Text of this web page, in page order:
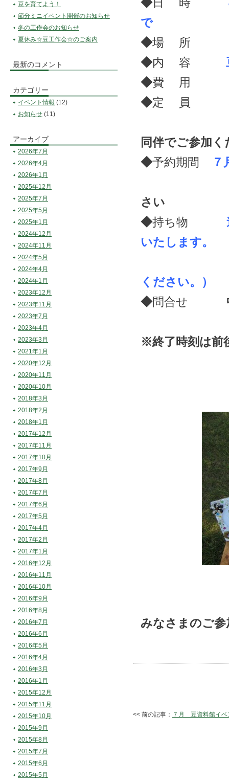
で
◆場 所
◆内 容
◆費 用
◆定 員
同伴でご参加く
◆予約期間 ７
さい
◆持ち物
いたします。
ください。）
◆問合せ 中札
※終了時刻は前
みなさまのご
<< 前の記事： ７月 豆資料館イベ
豆を育てよう！
節分ミニイベント開催のお知らせ
冬の工作会のお知らせ
夏休み☆豆工作会☆のご案内
最新のコメント
カテゴリー
イベント情報 (12)
お知らせ (11)
アーカイブ
2026年7月
2026年4月
2026年1月
2025年12月
2025年7月
2025年5月
2025年1月
2024年12月
2024年11月
2024年5月
2024年4月
2024年1月
2023年12月
2023年11月
2023年7月
2023年4月
2023年3月
2021年1月
2020年12月
2020年11月
2020年10月
2018年3月
2018年2月
2018年1月
2017年12月
2017年11月
2017年10月
2017年9月
2017年8月
2017年7月
2017年6月
2017年5月
2017年4月
2017年2月
2017年1月
2016年12月
2016年11月
2016年10月
2016年9月
2016年8月
2016年7月
2016年6月
2016年5月
2016年4月
2016年3月
2016年1月
2015年12月
2015年11月
2015年10月
2015年9月
2015年8月
2015年7月
2015年6月
2015年5月